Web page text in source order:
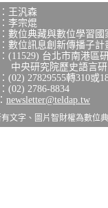
王汎森
李宗焜
數位典藏與數位學習
數位訊息創新傳播子計
(11529) 台北市南港區
院歷史語言研究
(02) 27829555轉310或
2786-8834
newsletter@teldap.tw
文字、圖片智財權為數位